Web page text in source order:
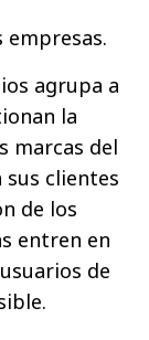
empresas.
agrupa a
la
marcas del
sus clientes
de los
entren en
de